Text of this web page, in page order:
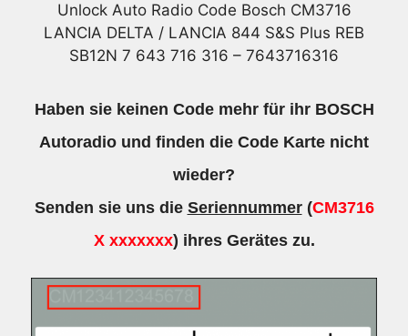
7643716316
Unlock Auto Radio Code Bosch CM3716
LANCIA DELTA / LANCIA 844 S&S Plus REB
SB12N 7 643 716 316 – 7643716316
Haben sie keinen Code mehr für ihr BOSCH
Autoradio und finden die Code Karte nicht
wieder?
Senden sie uns die Seriennummer(CM3716
X xxxxxxx) ihres Gerätes zu.